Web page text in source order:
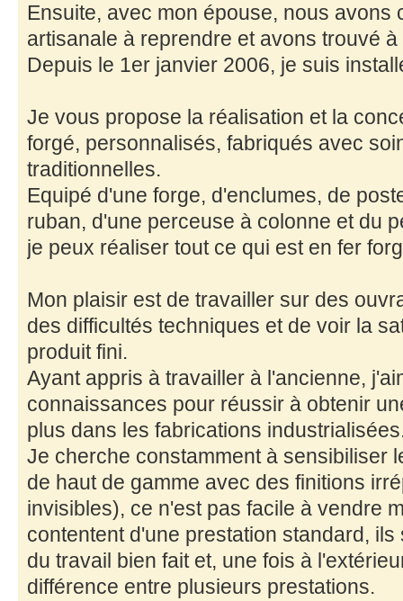
Ensuite, avec mon épouse, nous avons
artisanale à reprendre et avons trouvé à
Depuis le 1er janvier 2006, je suis
Je vous propose la réalisation et la
forgé, personnalisés, fabriqués avec
traditionnelles.
Equipé d'une forge, d'enclumes, de
ruban, d'une perceuse à colonne et du
je peux réaliser tout ce qui est en fer
Mon plaisir est de travailler sur des
des difficultés techniques et de voir la
produit fini.
Ayant appris à travailler à l'ancienne,
connaissances pour réussir à obtenir
plus dans les fabrications
Je cherche constamment à sensibiliser
de haut de gamme avec des finitions
invisibles), ce n'est pas facile à vendre
contentent d'une prestation standard,
du travail bien fait et, une fois à
différence entre plusieurs prestations.